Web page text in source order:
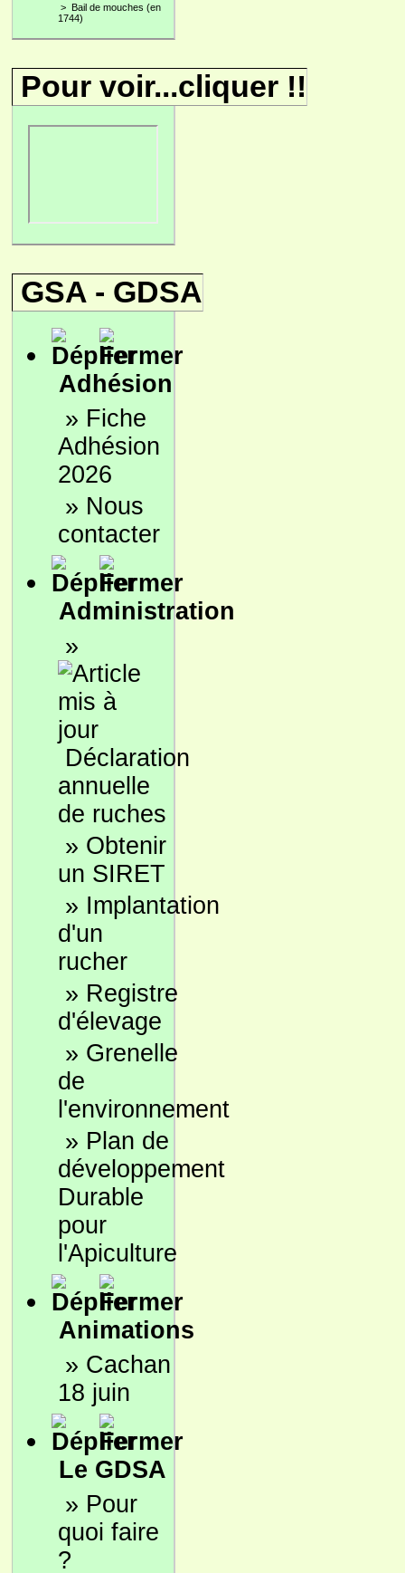
> Bail de mouches (en
1744)
Pour voir...cliquer !!
GSA - GDSA
Adhésion
» Fiche
Adhésion
2026
» Nous
contacter
Administration
»
Déclaration
annuelle
de ruches
» Obtenir
un SIRET
» Implantation
d'un
rucher
» Registre
d'élevage
» Grenelle
de
l'environnement
» Plan de
développement
Durable
pour
l'Apiculture
Animations
» Cachan
18 juin
Le GDSA
» Pour
quoi faire
?